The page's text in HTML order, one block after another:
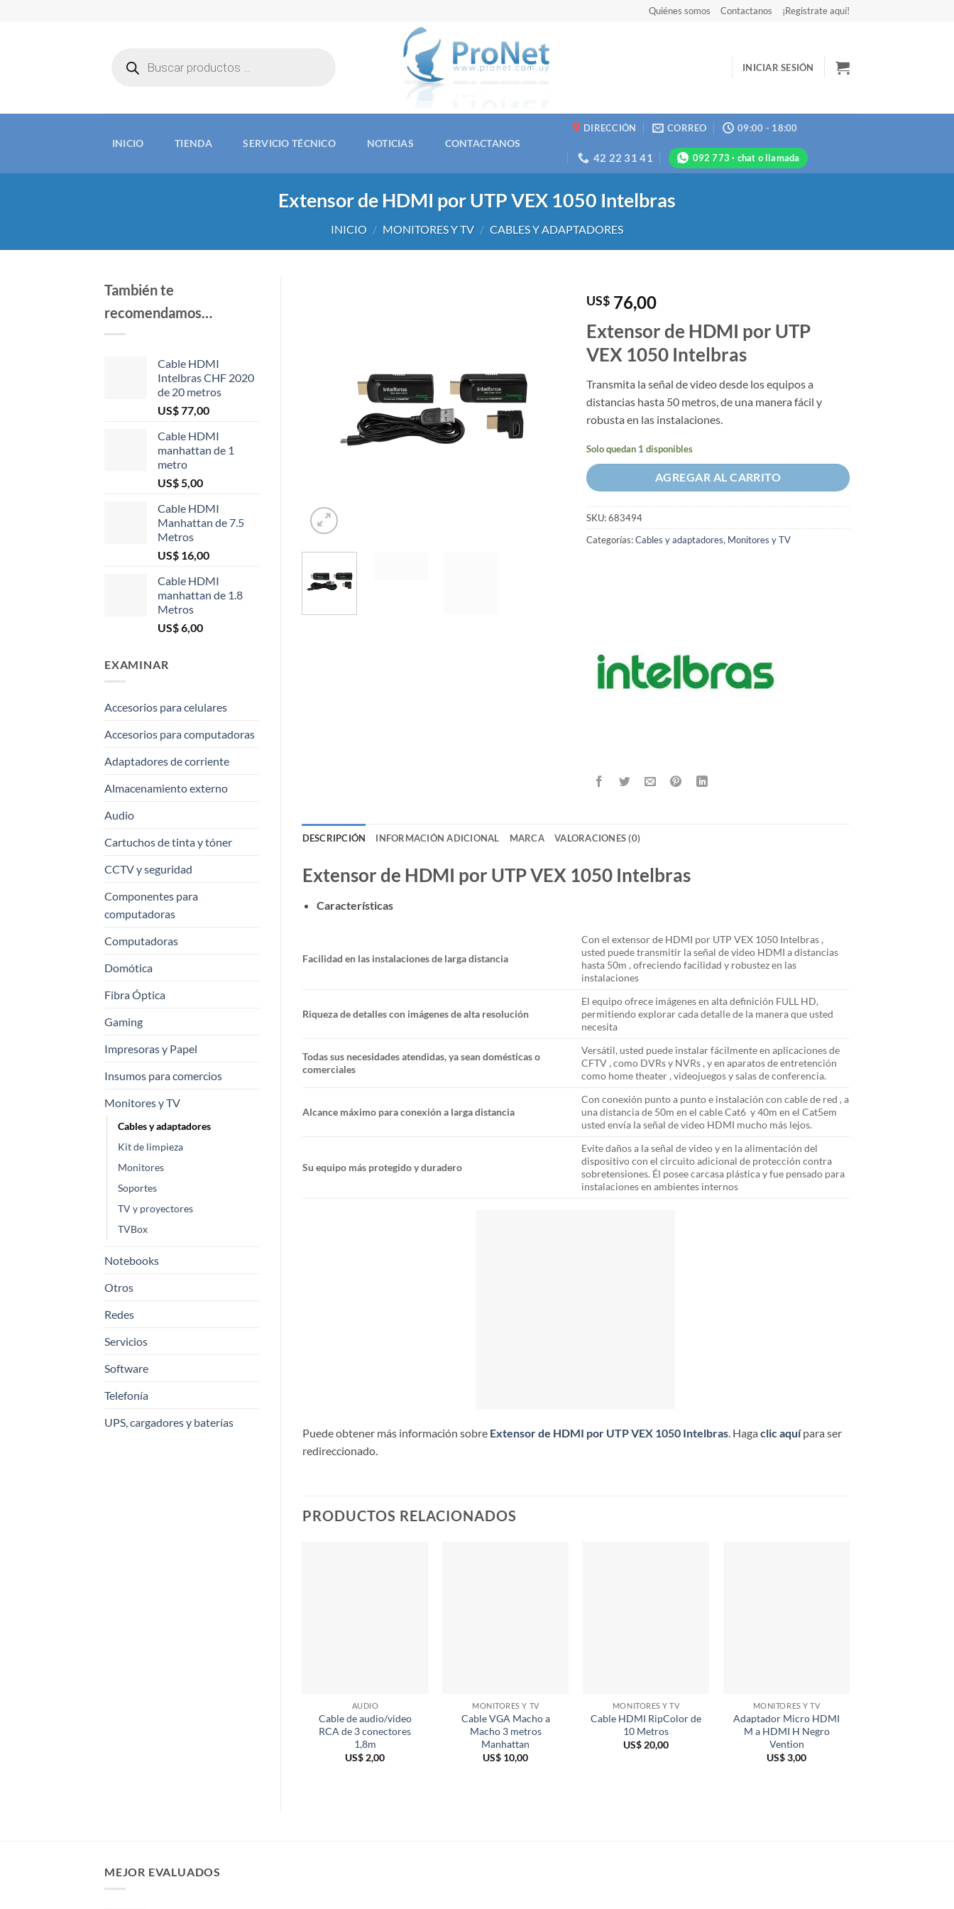
Quiénes somos Contactanos ¡Registrate aquí!
productos
INICIAR SESIÓN
INICIO TIENDA SERVICIO TÉCNICO NOTICIAS CONTACTANOS
DIRECCIÓN CORREO 09:00 - 18:00
42 22 31 41 092 773 · chat o llamada
Extensor de HDMI por UTP VEX 1050 Intelbras
INICIO / MONITORES Y TV / CABLES Y ADAPTADORES
También te
recomendamos…
Cable HDMI
Intelbras CHF 2020
de 20 metros
US$77,00
Cable HDMI
manhattan de 1
metro
US$ 5,00
Cable HDMI
Manhattan de 7.5
Metros
US$ 16,00
Cable HDMI
manhattan de 1.8
Metros
US$6,00
EXAMINAR
Accesorios para celulares
Accesorios para computadoras
Adaptadores de corriente
Almacenamiento externo
Audio
Cartuchos de tinta y tóner
CCTV y seguridad
Componentes para
computadoras
Computadoras
Domótica
Fibra Óptica
Gaming
Impresoras y Papel
Insumos para comercios
Monitores y TV
Cables y adaptadores
Kit de limpieza
Monitores
Soportes
TV y proyectores
TVBox
Notebooks
Otros
Redes
Servicios
Software
Telefonía
UPS, cargadores y baterías
US$ 76,00
Extensor de HDMI por UTP
VEX 1050 Intelbras
Transmita la señal de video desde los equipos a
distancias hasta 50 metros, de una manera fácil y
robusta en las instalaciones.
Solo quedan 1 disponibles
AGREGAR AL CARRITO
SKU:683494
Categorías:Cables y adaptadores, Monitores y TV
DESCRIPCIÓN INFORMACIÓN ADICIONAL MARCA VALORACIONES (0)
Extensor de HDMI por UTP VEX 1050 Intelbras
Características
Facilidad en las instalaciones de larga distancia
Con el extensor de HDMI por UTP VEX 1050 Intelbras ,
usted puede transmitir la señal de video HDMI a distancias
hasta 50m , ofreciendo facilidad y robustez en las
instalaciones
Riqueza de detalles con imágenes de alta resolución
El equipo ofrece imágenes en alta definición FULL HD,
permitiendo explorar cada detalle de la manera que usted
necesita
Todas sus necesidades atendidas, ya sean domésticas o
comerciales
Versátil, usted puede instalar fácilmente en aplicaciones de
CFTV , como DVRs y NVRs , y en aparatos de entretención
como home theater , videojuegos y salas de conferencia.
Alcance máximo para conexión a larga distancia
Con conexión punto a punto e instalación con cable de red , a
una distancia de 50m en el cable Cat6 y 40m en el Cat5em
usted envía la señal de video HDMI mucho más lejos.
Su equipo más protegido y duradero
Evite daños a la señal de video y en la alimentación del
dispositivo con el circuito adicional de protección contra
sobretensiones. Él posee carcasa plástica y fue pensado para
instalaciones en ambientes internos
Puede obtener más información sobre Extensor de HDMI por UTP VEX 1050 Intelbras. Haga clic aquí para ser
redireccionado.
PRODUCTOS RELACIONADOS
AUDIO
Cable de audio/video
RCA de 3 conectores
1,8m
US$ 2,00
MONITORES Y TV
Cable VGA Macho a
Macho 3 metros
Manhattan
US$ 10,00
MONITORES Y TV
Cable HDMI RipColor de
10 Metros
US$ 20,00
MONITORES Y TV
Adaptador Micro HDMI
M a HDMI H Negro
Vention
US$3,00
MEJOR EVALUADOS